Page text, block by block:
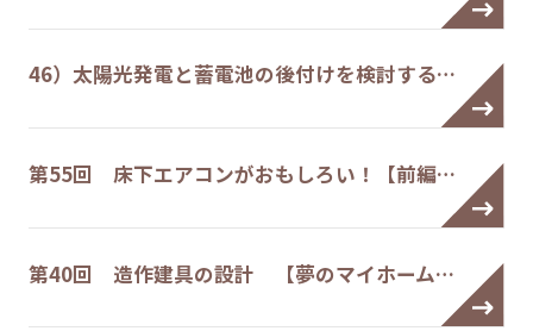
46）太陽光発電と蓄電池の後付けを検討する…
第55回 床下エアコンがおもしろい！【前編…
第40回 造作建具の設計 【夢のマイホーム…